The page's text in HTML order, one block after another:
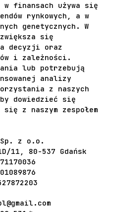
w finansach używa się
rynkowych, a w
genetycznych. W
się
decyzji oraz
i zależności.
lub potrzebują
analizy
z naszych
dowiedzieć się
z naszym zespołem
Sp. z o.o.
11, 80-537 Gdańsk